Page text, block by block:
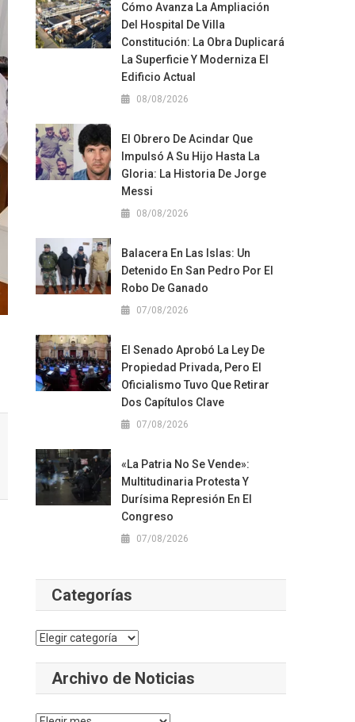
Cómo Avanza La Ampliación
Del Hospital De Villa
Constitución: La Obra Duplicará
La Superficie Y Moderniza El
Edificio Actual
08/08/2026
El Obrero De Acindar Que
Impulsó A Su Hijo Hasta La
Gloria: La Historia De Jorge
Messi
08/08/2026
Balacera En Las Islas: Un
Detenido En San Pedro Por El
Robo De Ganado
07/08/2026
El Senado Aprobó La Ley De
Propiedad Privada, Pero El
Oficialismo Tuvo Que Retirar
Dos Capítulos Clave
07/08/2026
«La Patria No Se Vende»:
Multitudinaria Protesta Y
Durísima Represión En El
Congreso
07/08/2026
Categorías
Categorías
Archivo de Noticias